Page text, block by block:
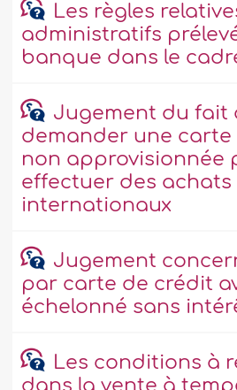
Les règles
administratifs
banque dans le
Jugement du fait
demander une carte
non approvisionnée
effectuer des achats
internationaux
Jugement
par carte de crédit
échelonné sans
Les conditions à
dans la vente à